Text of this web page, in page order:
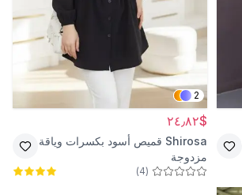
2
$٢٤٫٨٢
Shirosa قميص أسود بكسرات وياقة
مزدوجة
(
4
)